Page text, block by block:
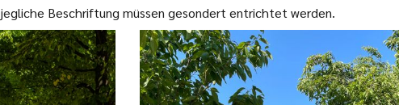
Beschriftung müssen gesondert entrichtet werden.